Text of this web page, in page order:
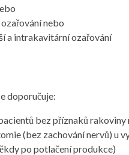
nebo
a intrakavitární ozařování
doporučuje:
bez příznaků
(bez zachování nervů) u
po potlačení produkce)